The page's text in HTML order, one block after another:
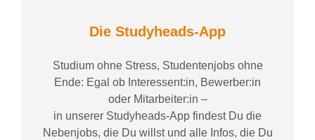
Die Studyheads-App
Studium ohne Stress, Studentenjobs ohne
Ende: Egal ob Interessent:in, Bewerber:in
oder Mitarbeiter:in –
in unserer Studyheads-App findest Du die
Nebenjobs, die Du willst und alle Infos, die Du